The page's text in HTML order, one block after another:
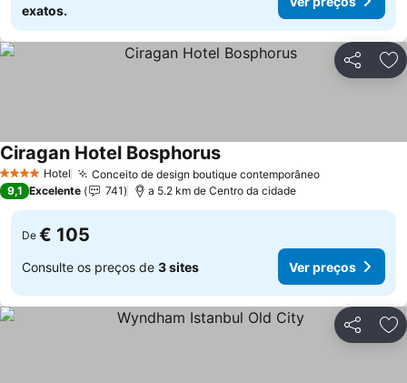
exatos.
Partilhar
4 EstrelasHotel Conceito de design boutique contemporâneoVer preços
Ciragan Hotel BosphorusVer preços
9,1 Excelente 741 a 5.2 km de Centro da cidade
De € 105
Consulte os preços de 3 sites Ver preços
Partilhar